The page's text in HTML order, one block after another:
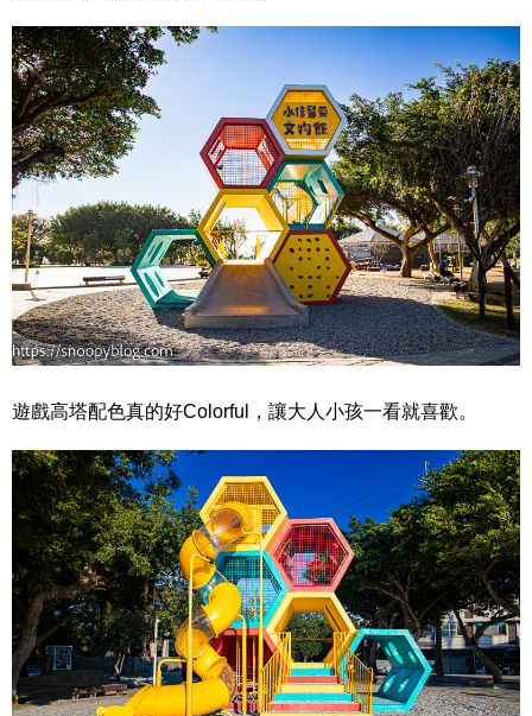
遊戲高塔配色真的好Colorful，讓大人小孩一看就喜歡。